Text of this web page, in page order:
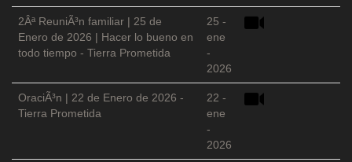
2Âª ReuniÃ³n familiar | 25 de
Enero de 2026 | Hacer lo bueno en
todo tiempo - Tierra Prometida
25 -
ene
-
2026
OraciÃ³n | 22 de Enero de 2026 -
Tierra Prometida
22 -
ene
-
2026